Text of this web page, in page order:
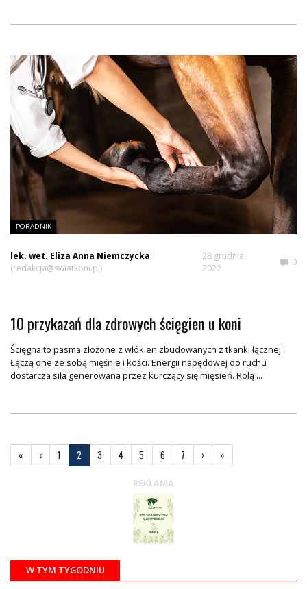
PORADNIK
lek. wet. Eliza Anna Niemczycka
(redakcja@swiatkoni.pl)
28 grudnia
2022
0
10 przykazań dla zdrowych ścięgien u koni
Ścięgna to pasma złożone z włókien zbudowanych z tkanki łącznej.
Łączą one ze sobą mięśnie i kości. Energii napędowej do ruchu
dostarcza siła generowana przez kurczący się mięsień. Rolą ...
« Pierwsza
‹Poprzednia
1 2 3 4 5 6 7 ›Następna
»
REKLAMA
W TYM TYGODNIU